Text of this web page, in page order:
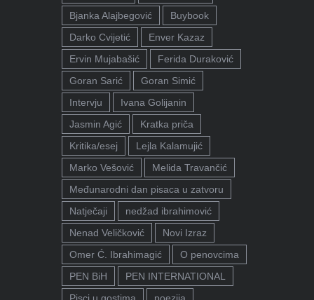
Bjanka Alajbegović
Buybook
Darko Cvijetić
Enver Kazaz
Ervin Mujabašić
Ferida Duraković
Goran Sarić
Goran Simić
Intervju
Ivana Golijanin
Jasmin Agić
Kratka priča
Kritika/esej
Lejla Kalamujić
Marko Vešović
Melida Travančić
Međunarodni dan pisaca u zatvoru
Natječaji
nedžad ibrahimović
Nenad Veličković
Novi Izraz
Omer Ć. Ibrahimagić
O penovcima
PEN BiH
PEN INTERNATIONAL